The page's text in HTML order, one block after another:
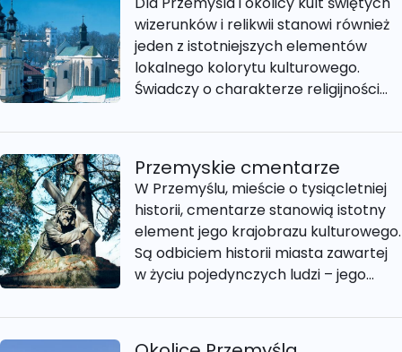
wizerunków i relikwii stanowi również
jeden z istotniejszych elementów
lokalnego kolorytu kulturowego.
Świadczy o charakterze religijności...
Przemyskie cmentarze
W Przemyślu, mieście o tysiącletniej
historii, cmentarze stanowią istotny
element jego krajobrazu kulturowego.
Są odbiciem historii miasta zawartej
w życiu pojedynczych ludzi – jego...